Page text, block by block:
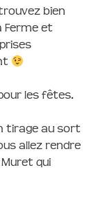
bien
Ferme et
les fêtes.
tirage au sort
allez rendre
qui